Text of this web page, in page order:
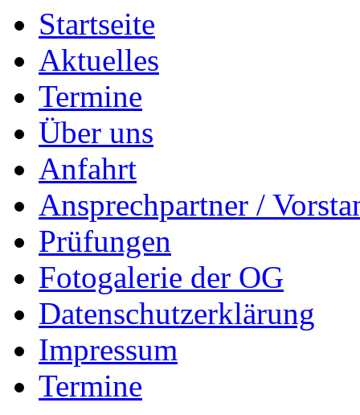
Startseite
Aktuelles
Termine
Über uns
Anfahrt
Ansprechpartner /
Prüfungen
Fotogalerie der OG
Datenschutzerklärung
Impressum
Termine